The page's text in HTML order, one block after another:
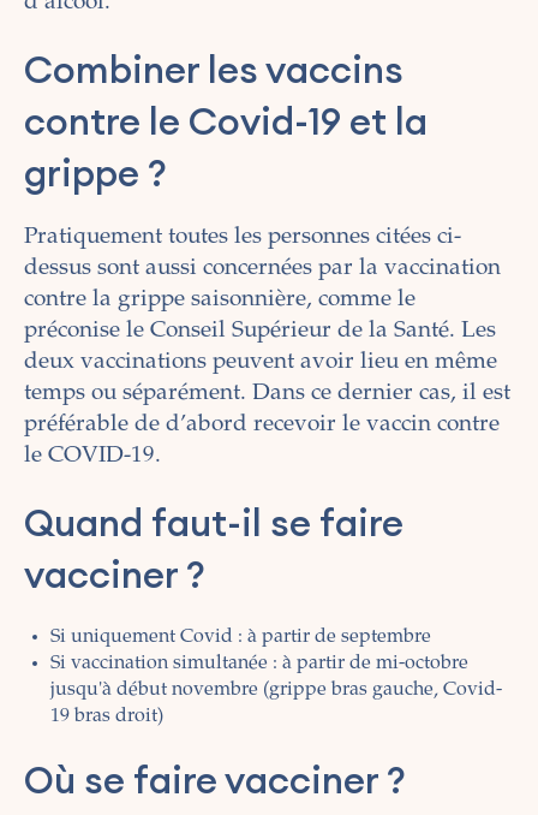
Combiner les vaccins
contre le Covid-19 et la
grippe ?
Pratiquement toutes les personnes citées ci-
dessus sont aussi concernées par la vaccination
contre la grippe saisonnière, comme le
préconise le Conseil Supérieur de la Santé. Les
deux vaccinations peuvent avoir lieu en même
temps ou séparément. Dans ce dernier cas, il est
préférable de d’abord recevoir le vaccin contre
le COVID-19.
Quand faut-il se faire
vacciner ?
Si uniquement Covid : à partir de septembre
Si vaccination simultanée : à partir de mi-octobre
jusqu'à début novembre (grippe bras gauche, Covid-
19 bras droit)
Où se faire vacciner ?